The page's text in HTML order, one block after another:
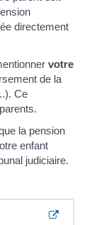
directement
votre
de la
Ce
la pension
enfant
judiciaire.